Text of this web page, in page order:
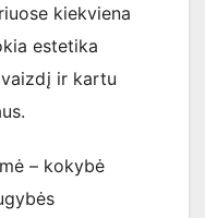
kiekviena
estetika
ir kartu
– kokybė